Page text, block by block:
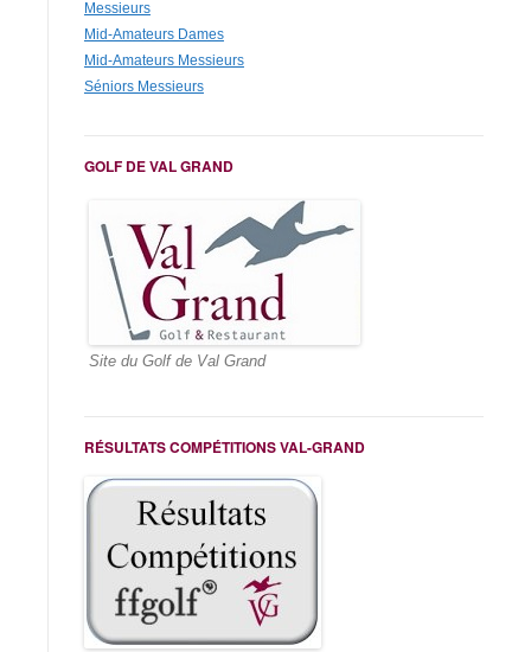
Messieurs
Mid-Amateurs Dames
Mid-Amateurs Messieurs
Séniors Messieurs
GOLF DE VAL GRAND
Site du Golf de Val Grand
RÉSULTATS COMPÉTITIONS VAL-GRAND